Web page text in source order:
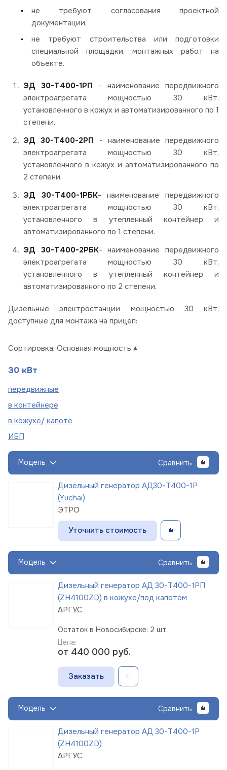
не требуют согласования проектной
документации,
не требуют строительства или подготовки
специальной площадки, монтажных работ на
объекте.
ЭД 30-Т400-1РП - наименование передвижного
электроагрегата мощностью 30 кВт,
установленного в кожух и автоматизированного по 1
степени,
ЭД 30-Т400-2РП - наименование передвижного
электроагрегата мощностью 30 кВт,
установленного в кожух и автоматизированного по
2 степени,
ЭД 30-Т400-1РБК- наименование передвижного
электроагрегата мощностью 30 кВт,
установленного в утепленный контейнер и
автоматизированного по 1 степени.
ЭД 30-Т400-2РБК- наименование передвижного
электроагрегата мощностью 30 кВт,
установленного в утепленный контейнер и
автоматизированного по 2 степени.
Дизельные электростанции мощностью 30 кВт,
доступные для монтажа на прицеп:
Сортировка: Основная мощность
30 кВт
передвижные
в контейнере
в кожухе/ капоте
ИБП
Модель Сравнить
Дизельный генератор АД30-Т400-1Р
(Yuchai)
ЭТРО
Уточнить стоимость
Модель Сравнить
Дизельный генератор АД 30-Т400-1РП
(ZH4100ZD) в кожухе/под капотом
АРГУС
Остаток в Новосибирске: 2 шт.
Цена:
от 440 000 руб.
Заказать
Модель Сравнить
Дизельный генератор АД 30-Т400-1Р
(ZH4100ZD)
АРГУС